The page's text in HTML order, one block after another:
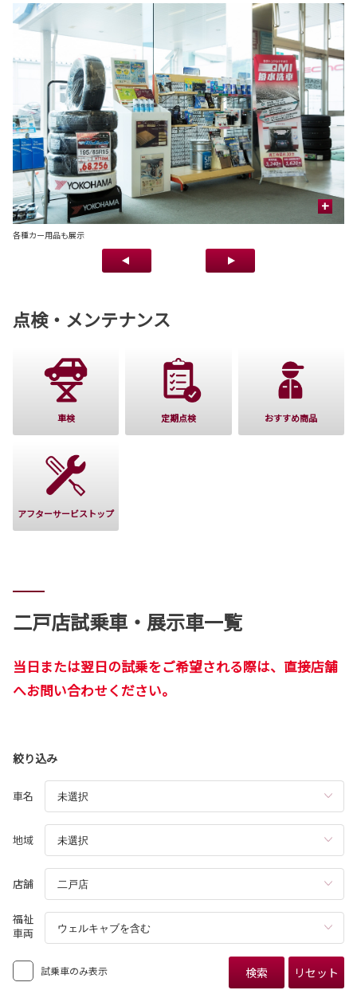
+
各種カー用品も展示
点検・メンテナンス
車検 定期点検 おすすめ商品
アフターサービストップ
二戸店試乗車・展示車一覧
当日または翌日の試乗をご希望される際は、直接店舗
へお問い合わせください。
絞り込み
車名
地域
店舗
福祉
車両
試乗車のみ表示 検索 リセット